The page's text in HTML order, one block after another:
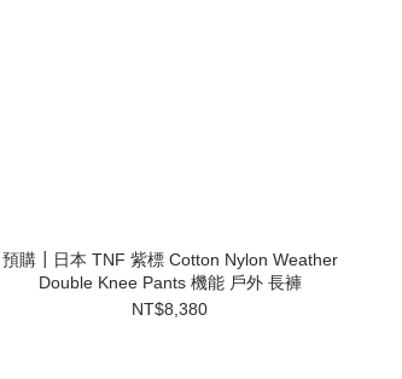
預購┃日本 TNF 紫標 Cotton Nylon Weather
Double Knee Pants 機能 戶外 長褲
NT$8,380